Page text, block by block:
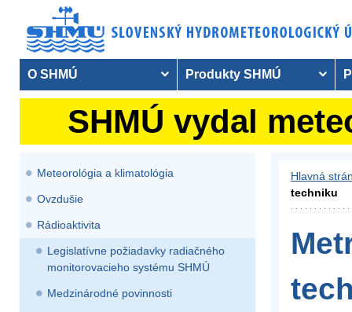
O SHMÚ Produkty SHMÚ
SHMÚ vydal
Meteorológia a klimatológia
Ovzdušie
Rádioaktivita
Legislatívne požiadavky radiačného
monitorovacieho systému SHMÚ
Medzinárodné povinnosti
Hlavná
techniku